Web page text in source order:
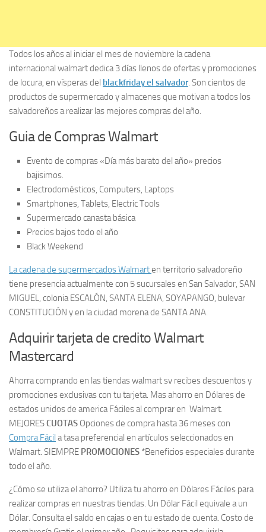
Todos los años al iniciar el mes de noviembre la cadena
internacional walmart dedica 3 días llenos de ofertas y promociones
de locura, en vísperas del blackfriday el salvador. Son cientos de
productos de supermercado y almacenes que motivan a todos los
salvadoreños a realizar las mejores compras del año.
Guia de Compras Walmart
Evento de compras «Día más barato del año» precios
bajisimos.
Electrodomésticos, Computers, Laptops
Smartphones, Tablets, Electric Tools
Supermercado canasta básica
Precios bajos todo el año
Black Weekend
La cadena de supermercados Walmarten territorio salvadoreño
tiene presencia actualmente con 5 sucursales en San Salvador, SAN
MIGUEL, colonia ESCALÓN, SANTA ELENA, SOYAPANGO, bulevar
CONSTITUCIÓN y en la ciudad morena de SANTA ANA.
Adquirir tarjeta de credito Walmart
Mastercard
Ahorra comprando en las tiendas walmart sv recibes descuentos y
promociones exclusivas con tu tarjeta. Mas ahorro en Dólares de
estados unidos de america Fáciles al comprar en Walmart.
MEJORESCUOTAS Opciones de compra hasta 36 meses con
Compra Fácil a tasa preferencial en artículos seleccionados en
Walmart. SIEMPRE PROMOCIONES *Beneficios especiales durante
todo el año.
¿Cómo se utiliza el ahorro? Utiliza tu ahorro en Dólares Fáciles para
realizar compras en nuestras tiendas. Un Dólar Fácil equivale a un
Dólar. Consulta el saldo en cajas o en tu estado de cuenta. Costo de